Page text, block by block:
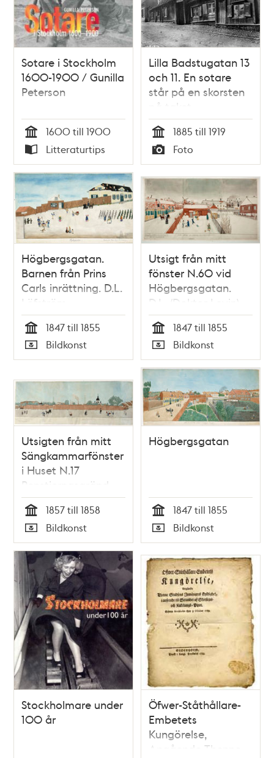
Sotare i Stockholm
1600-1900 / Gunilla
Peterson
Tid
1600 till 1900
Typ
Litteraturtips
Lilla Badstugatan 13
och 11. En sotare
står på en skorsten
på taket
Tid
1885 till 1919
Typ
Foto
Högbergsgatan.
Barnen från Prins
Carls inrättning. D.L.
Löfström.
Undertecknad.
Tid
1847 till 1855
Typ
Bildkonst
Utsigt från mitt
fönster N.60 vid
Högbergsgatan.
D.L. (Doktor Levin).
Eric. Undertecknad.
Gerber. Kniberg.
Calle och Lotta
Kniberg. Löjtnant
Segerwall.
Toffelsmällan.
Tid
1847 till 1855
Typ
Bildkonst
Utsigten från mitt
Sängkammarfönster
i Huset N.17
Renstjernasgränd
Tid
1857 till 1858
Typ
Bildkonst
Högbergsgatan
Tid
1847 till 1855
Typ
Bildkonst
Stockholmare under
100 år
Öfwer-Ståthållare-
Embetets
Kungörelse,
Angående Thenne